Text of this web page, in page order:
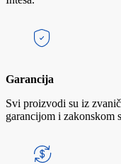
Garancija
Svi proizvodi su iz
garancijom i zakonskom